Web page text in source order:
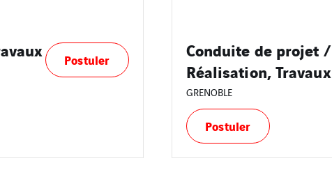
Postuler
Conduite de projet /
Réalisation, Travaux
GRENOBLE
Postuler